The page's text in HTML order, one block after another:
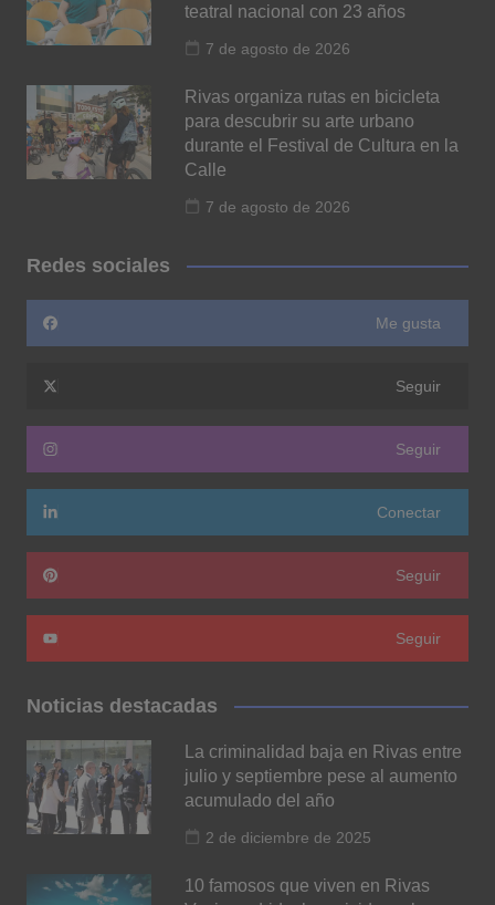
teatral nacional con 23 años
7 de agosto de 2026
Rivas organiza rutas en bicicleta
para descubrir su arte urbano
durante el Festival de Cultura en la
Calle
7 de agosto de 2026
Redes sociales
Me gusta
Seguir
Seguir
Conectar
Seguir
Seguir
Noticias destacadas
La criminalidad baja en Rivas entre
julio y septiembre pese al aumento
acumulado del año
2 de diciembre de 2025
10 famosos que viven en Rivas